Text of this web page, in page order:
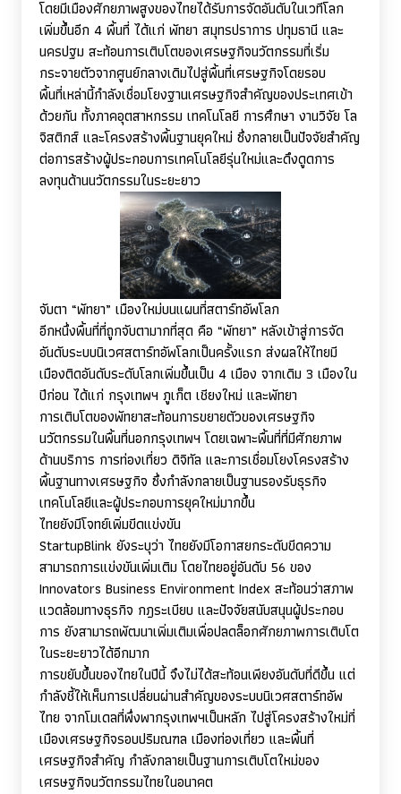
โดยมีเมืองศักยภาพสูงของไทยได้รับการจัดอันดับในเวทีโลก
เพิ่มขึ้นอีก 4 พื้นที่ ได้แก่ พัทยา สมุทรปราการ ปทุมธานี และ
นครปฐม สะท้อนการเติบโตของเศรษฐกิจนวัตกรรมที่เริ่ม
กระจายตัวจากศูนย์กลางเดิมไปสู่พื้นที่เศรษฐกิจโดยรอบ
พื้นที่เหล่านี้กำลังเชื่อมโยงฐานเศรษฐกิจสำคัญของประเทศเข้า
ด้วยกัน ทั้งภาคอุตสาหกรรม เทคโนโลยี การศึกษา งานวิจัย โล
จิสติกส์ และโครงสร้างพื้นฐานยุคใหม่ ซึ่งกลายเป็นปัจจัยสำคัญ
ต่อการสร้างผู้ประกอบการเทคโนโลยีรุ่นใหม่และดึงดูดการ
ลงทุนด้านนวัตกรรมในระยะยาว
จับตา “พัทยา” เมืองใหม่บนแผนที่สตาร์ทอัพโลก
อีกหนึ่งพื้นที่ที่ถูกจับตามากที่สุด คือ “พัทยา” หลังเข้าสู่การจัด
อันดับระบบนิเวศสตาร์ทอัพโลกเป็นครั้งแรก ส่งผลให้ไทยมี
เมืองติดอันดับระดับโลกเพิ่มขึ้นเป็น 4 เมือง จากเดิม 3 เมืองใน
ปีก่อน ได้แก่ กรุงเทพฯ ภูเก็ต เชียงใหม่ และพัทยา
การเติบโตของพัทยาสะท้อนการขยายตัวของเศรษฐกิจ
นวัตกรรมในพื้นที่นอกกรุงเทพฯ โดยเฉพาะพื้นที่ที่มีศักยภาพ
ด้านบริการ การท่องเที่ยว ดิจิทัล และการเชื่อมโยงโครงสร้าง
พื้นฐานทางเศรษฐกิจ ซึ่งกำลังกลายเป็นฐานรองรับธุรกิจ
เทคโนโลยีและผู้ประกอบการยุคใหม่มากขึ้น
ไทยยังมีโจทย์เพิ่มขีดแข่งขัน
StartupBlink ยังระบุว่า ไทยยังมีโอกาสยกระดับขีดความ
สามารถการแข่งขันเพิ่มเติม โดยไทยอยู่อันดับ 56 ของ
Innovators Business Environment Index สะท้อนว่าสภาพ
แวดล้อมทางธุรกิจ กฎระเบียบ และปัจจัยสนับสนุนผู้ประกอบ
การ ยังสามารถพัฒนาเพิ่มเติมเพื่อปลดล็อกศักยภาพการเติบโต
ในระยะยาวได้อีกมาก
การขยับขึ้นของไทยในปีนี้ จึงไม่ได้สะท้อนเพียงอันดับที่ดีขึ้น แต่
กำลังชี้ให้เห็นการเปลี่ยนผ่านสำคัญของระบบนิเวศสตาร์ทอัพ
ไทย จากโมเดลที่พึ่งพากรุงเทพฯเป็นหลัก ไปสู่โครงสร้างใหม่ที่
เมืองเศรษฐกิจรอบปริมณฑล เมืองท่องเที่ยว และพื้นที่
เศรษฐกิจสำคัญ กำลังกลายเป็นฐานการเติบโตใหม่ของ
เศรษฐกิจนวัตกรรมไทยในอนาคต